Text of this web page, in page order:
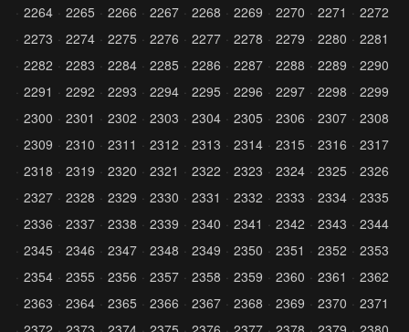
2264
2265 2266 2267 2268 2269 2270 2271
2272
2273
2274 2275 2276 2277 2278 2279 2280
2281
2282
2283 2284 2285 2286 2287 2288 2289
2290
2291
2292 2293 2294 2295 2296 2297 2298
2299
2300
2301 2302 2303 2304 2305 2306 2307
2308
2309
2310 2311 2312 2313 2314 2315 2316
2317
2318
2319 2320 2321 2322 2323 2324 2325
2326
2327
2328 2329 2330 2331 2332 2333 2334
2335
2336
2337 2338 2339 2340 2341 2342 2343
2344
2345
2346 2347 2348 2349 2350 2351 2352
2353
2354
2355 2356 2357 2358 2359 2360 2361
2362
2363
2364 2365 2366 2367 2368 2369 2370
2371